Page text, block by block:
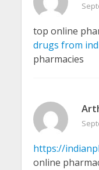
top online
drugs from
pharmacies
https://
online